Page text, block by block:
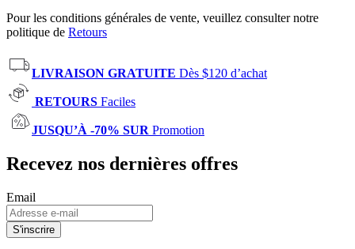
Pour les conditions générales de vente, veuillez consulter notre
politique de Retours
LIVRAISON GRATUITE Dès $120 d’achat
RETOURS Faciles
JUSQU’À -70% SUR Promotion
Recevez nos dernières offres
Email
S'inscrire